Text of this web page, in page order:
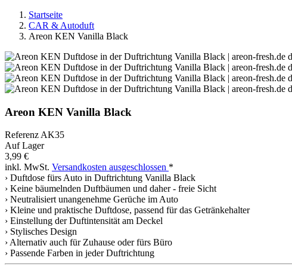
Startseite
CAR & Autoduft
Areon KEN Vanilla Black
Areon KEN Vanilla Black
ReferenzAK35
Auf Lager
3,99 €
inkl. MwSt. Versandkosten ausgeschlossen *
› Duftdose fürs Auto in Duftrichtung Vanilla Black
› Keine bäumelnden Duftbäumen und daher - freie Sicht
› Neutralisiert unangenehme Gerüche im Auto
› Kleine und praktische Duftdose, passend für das Getränkehalter
› Einstellung der Duftintensität am Deckel
› Stylisches Design
› Alternativ auch für Zuhause oder fürs Büro
› Passende Farben in jeder Duftrichtung